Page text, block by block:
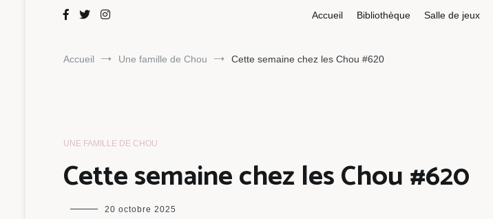
Accueil
Bibliothèque Salle de jeux
Accueil Une famille de Chou Cette semaine chez les Chou #620
UNE FAMILLE DE CHOU
Cette semaine chez les Chou #620
maman
20 octobre 2025